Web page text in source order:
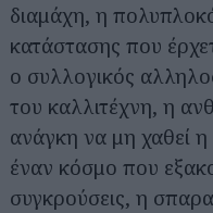
διαμάχη, η
κατάστασης που
ο συλλογικός
του καλλιτέχνη, η
ανάγκη να μη χαθεί
έναν κόσμο που
συγκρούσεις, η